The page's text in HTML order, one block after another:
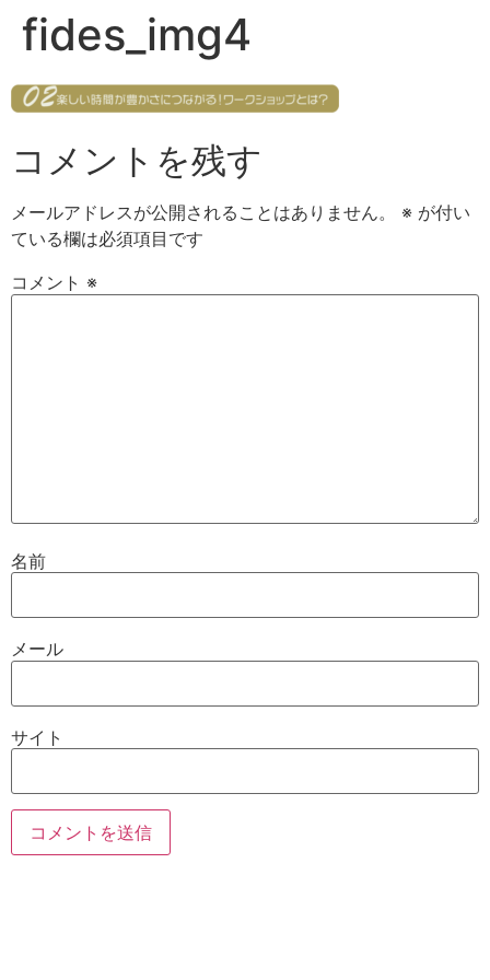
fides_img4
コメントを残す
メールアドレスが公開されることはありません。 ※ が付い
ている欄は必須項目です
コメント ※
名前
メール
サイト